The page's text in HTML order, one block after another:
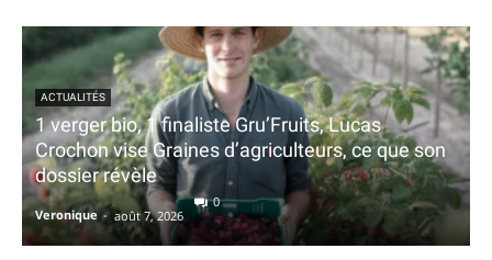
ACTUALITÉS
1 verger bio, 1 finaliste Gru’Fruits, Lucas
Crochon vise Graines d’agriculteurs, ce que son
dossier révèle
Veronique - août 7, 2026
0